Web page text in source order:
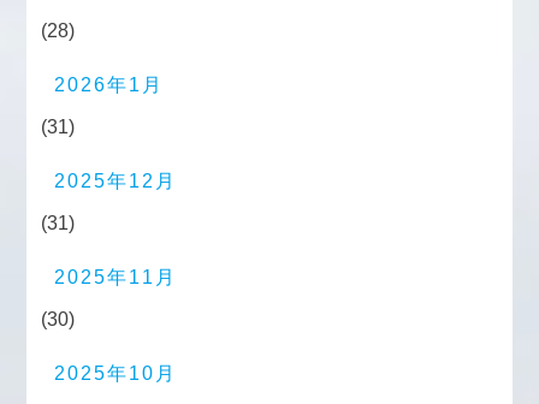
(28)
2026年1月
(31)
2025年12月
(31)
2025年11月
(30)
2025年10月